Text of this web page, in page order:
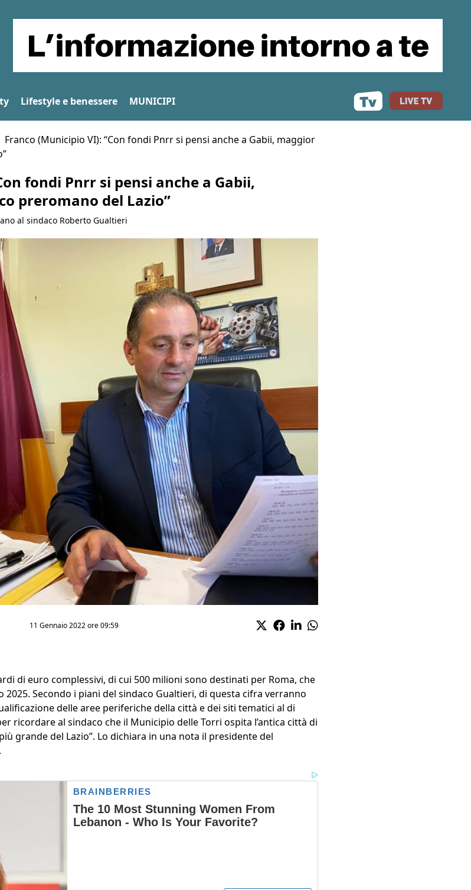
Lifestyle e benessere MUNICIPI
Franco (Municipio VI): “Con fondi Pnrr si pensi anche a Gabii, maggior
fondi Pnrr si pensi anche a Gabii,
preromano del Lazio”
al sindaco Roberto Gualtieri
11 Gennaio 2022 ore 09:59
di euro complessivi, di cui 500 milioni sono destinati per Roma, che
2025. Secondo i piani del sindaco Gualtieri, di questa cifra verranno
delle aree periferiche della città e dei siti tematici al di
ricordare al sindaco che il Municipio delle Torri ospita l’antica città di
grande del Lazio”. Lo dichiara in una nota il presidente del